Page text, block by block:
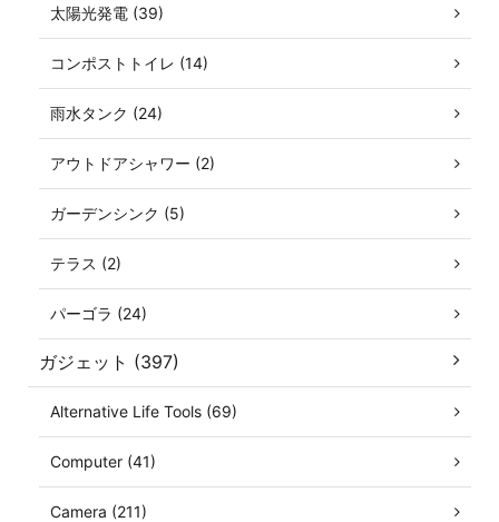
太陽光発電 (39)
コンポストトイレ (14)
雨水タンク (24)
アウトドアシャワー (2)
ガーデンシンク (5)
テラス (2)
パーゴラ (24)
ガジェット (397)
Alternative Life Tools (69)
Computer (41)
Camera (211)